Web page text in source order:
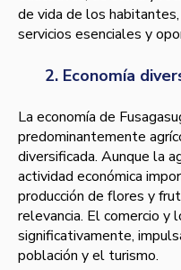
de vida de los
servicios esenciales y
2. Economía
La economía de
predominantemente
diversificada. Aunque la
actividad económica
producción de flores y
relevancia. El comercio y
significativamente,
población y el turismo.